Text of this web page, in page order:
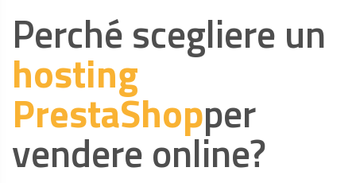
Perché scegliere un
hosting
PrestaShopper
vendere online?